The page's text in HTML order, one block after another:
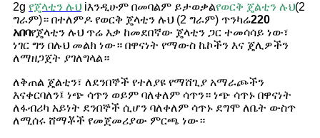
2g የጄላቲን ሉህ iእንዲሁም በመባልም ይታወቃልየወርቅ ጄልቲን ሉህ(2
ግራም)። በተለምዶ የወርቅ ጄላቲን ሉህ (2 ግራም) ጥንካሬ220
አበባየጄላቲን ሉህ ጥሬ እቃ ከመደበኛው ጄላቲን ጋር ተመሳሳይ ነው፣
ነገር ግን በሉህ መልክ ነው። በዋናነት የማውስ ኬኮችን እና ጄሊዎችን
ለማዘጋጀት ያገለግላል።
ለቅጠል ጄልቲን፣ ለደንበኞች የተለያዩ የማሸጊያ አማራጮችን
እናቀርባለን፤ ነጭ ሳጥን ወይም ባለቀለም ሳጥን። ነጭ ሳጥኑ በዋናነት
ለፋብሪካ አይነት ደንበኞች ሲሆን ባለቀለም ሳጥኑ ደግሞ ለቤት ውስጥ
ለሚሰሩ ሸማቾች የመጀመሪያው ምርጫ ነው።